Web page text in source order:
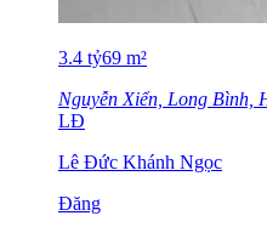
3.4 tỷ69 m²
Nguyễn Xiển, Long Bình,
LĐ
Lê Đức Khánh Ngọc
Đăng